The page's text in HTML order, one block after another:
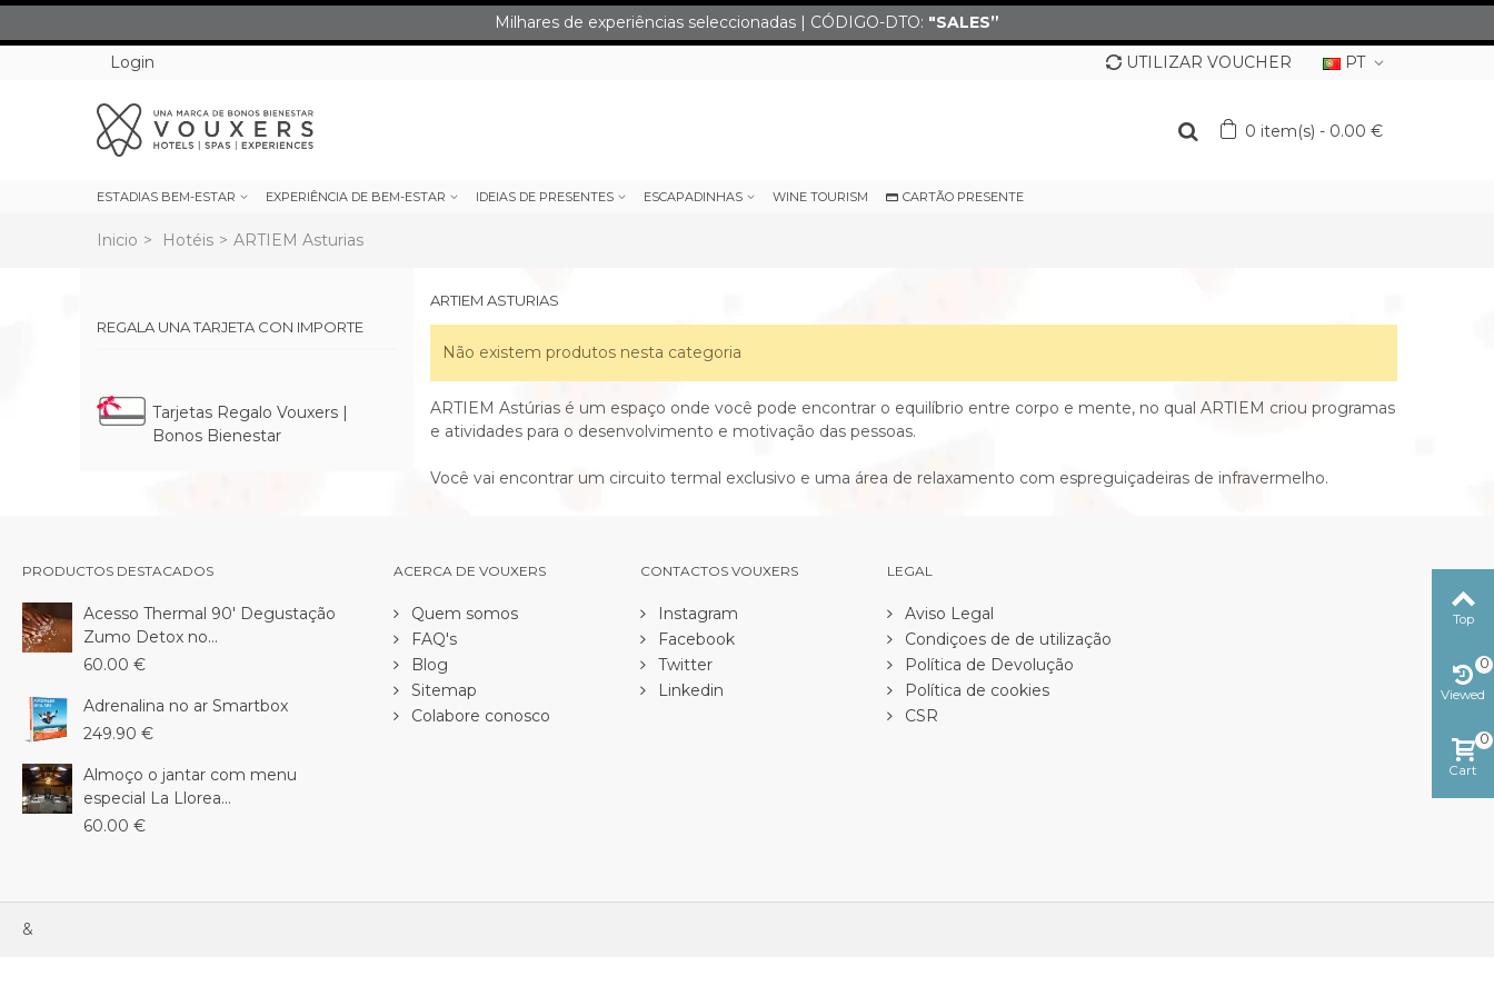
Milhares de experiências seleccionadas | CÓDIGO-DTO: "SALES”
Login
PT
UTILIZAR VOUCHER
0 item(s) - 0.00 €
ESTADIAS BEM-ESTAR EXPERIÊNCIA DE BEM-ESTAR IDEIAS DE PRESENTES ESCAPADINHAS WINE TOURISM CARTÃO PRESENTE
Inicio > Hotéis > ARTIEM Asturias
REGALA UNA TARJETA CON IMPORTE
Tarjetas Regalo Vouxers |
Bonos Bienestar
ARTIEM ASTURIAS
Não existem produtos nesta categoria
ARTIEM Astúrias é um espaço onde você pode encontrar o equilíbrio entre corpo e mente, no qual ARTIEM criou programas
e atividades para o desenvolvimento e motivação das pessoas.
Você vai encontrar um circuito termal exclusivo e uma área de relaxamento com espreguiçadeiras de infravermelho.
PRODUCTOS DESTACADOS
Acesso Thermal 90' Degustação
Zumo Detox no...
60.00 €
Adrenalina no ar Smartbox
249.90 €
Almoço o jantar com menu
especial La Llorea...
60.00 €
ACERCA DE VOUXERS
Quem somos
FAQ's
Blog
Sitemap
Colabore conosco
CONTACTOS VOUXERS
Instagram
Facebook
Twitter
Linkedin
LEGAL
Aviso Legal
Condiçoes de de utilização
Política de Devolução
Política de cookies
CSR
&
Top
Viewed
0
Cart
0